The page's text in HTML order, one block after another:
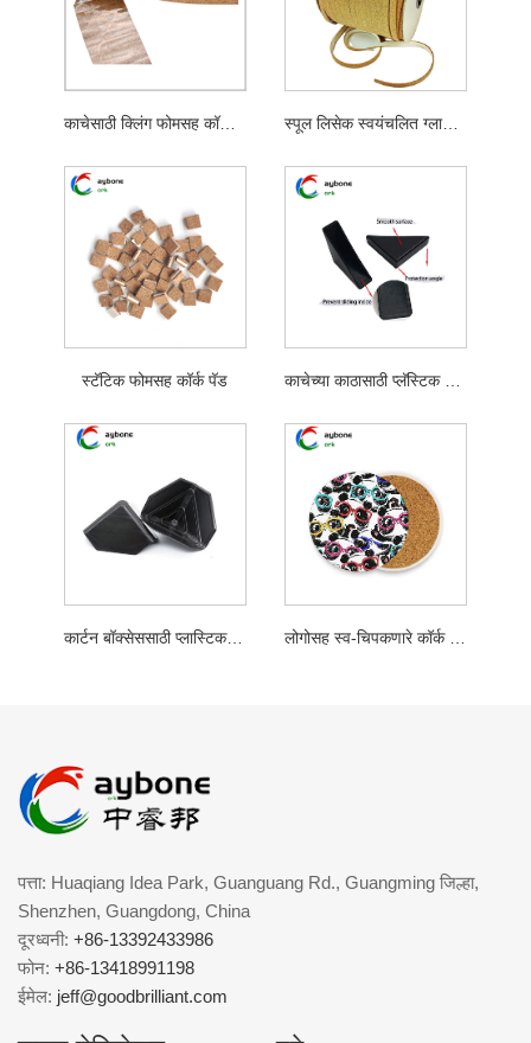
काचेसाठी क्लिंग फोमसह कॉर्क पॅड स्पूल लिसेक स्वयंचलित ग्लास उत्पादन लाइनसाठी कॉर्क रोल बॉबिन
स्टॅटिक फोमसह कॉर्क पॅड
कार्टन बॉक्सेससाठी प्लास्टिक कॉर्नर प्रोटेक्टर
पत्ता: Huaqiang Idea Park, Guanguang Rd., Guangming जिल्हा,
Shenzhen, Guangdong, China
दूरध्वनी: +86-13392433986
फोन: +86-13418991198
ईमेल: jeff@goodbrilliant.com